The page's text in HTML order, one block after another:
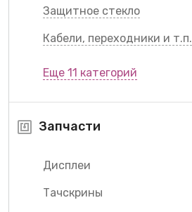
Защитное стекло
Кабели, переходники и т.п.
Еще 11 категорий
Запчасти
Дисплеи
Тачскрины